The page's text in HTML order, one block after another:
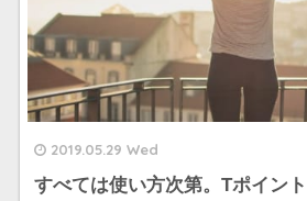
2019.05.29 Wed
すべては使い方次第。Tポイン